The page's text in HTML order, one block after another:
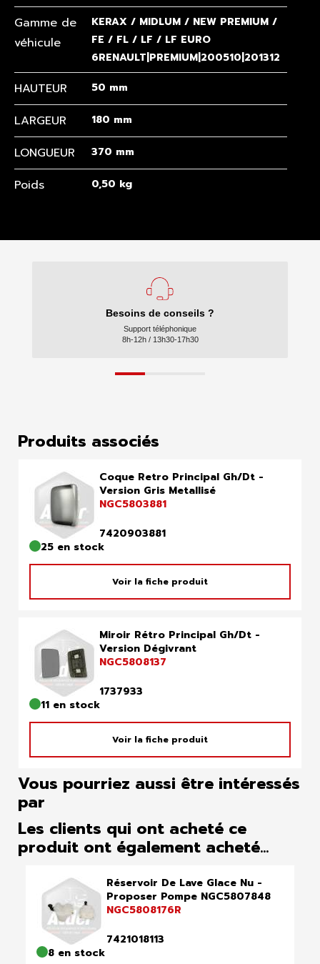
Besoins de conseils ?
Support téléphonique
8h-12h / 13h30-17h30
Gamme de
véhicule
KERAX / MIDLUM / NEW PREMIUM /
FE / FL / LF / LF EURO
6RENAULT|PREMIUM|200510|201312
HAUTEUR 50 mm
LARGEUR 180 mm
LONGUEUR 370 mm
Poids 0,50 kg
Produits associés
Coque Retro Principal Gh/Dt -
Version Gris Metallisé
NGC5803881
7420903881
25 en stock
Voir la fiche produit
Miroir Rétro Principal Gh/Dt -
Version Dégivrant
NGC5808137
1737933
11 en stock
Voir la fiche produit
Vous pourriez aussi être intéressés
par
Les clients qui ont acheté ce
produit ont également acheté...
Réservoir De Lave Glace Nu -
Proposer Pompe NGC5807848
NGC5808176R
7421018113
8 en stock